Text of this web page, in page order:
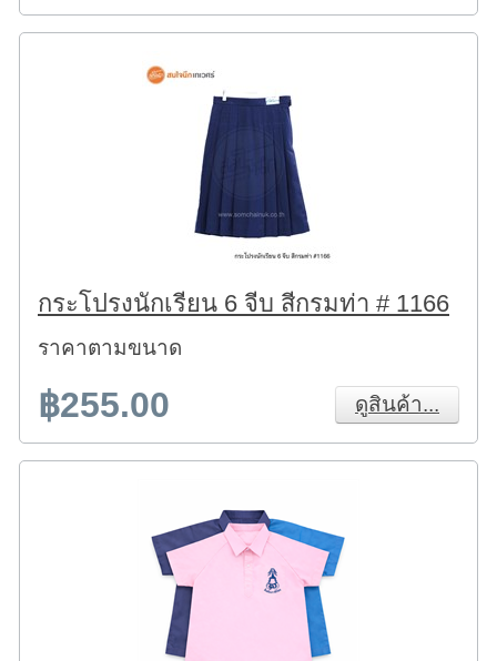
กระโปรงนักเรียน 6 จีบ สีกรมท่า # 1166
ราคาตามขนาด
฿255.00 ดูสินค้า...